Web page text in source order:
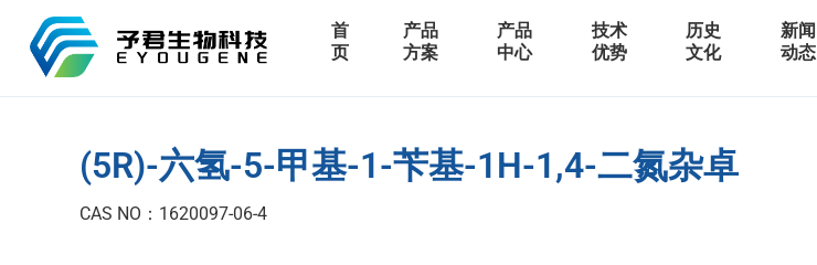
首
页
产品
方案
产品
中心
技术
优势
历史
文化
新闻
动态
(5R)-六氢-5-甲基-1-苄基-1H-1,4-二氮杂卓
CAS NO：1620097-06-4